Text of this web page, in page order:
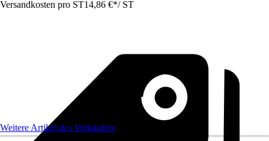
Versandkosten pro ST14,86 €*/ ST
Weitere Artikel des Verkäufers